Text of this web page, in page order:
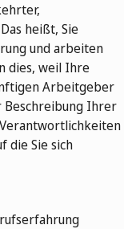
heißt, Sie
und arbeiten
dies, weil Ihre
Arbeitgeber
Beschreibung Ihrer
die Sie sich